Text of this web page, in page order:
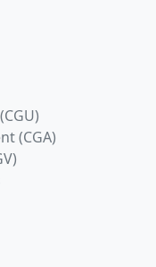
COTE D'AZUR
Cedex
(CGA)